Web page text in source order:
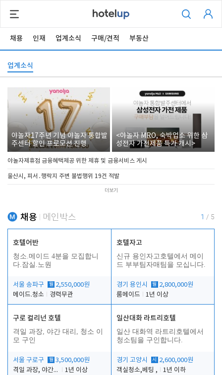
채용 인재 업계소식 구매/견적 부동산
업계소식
야놀자17주년 기념 야놀자 통합발
주센터 할인 프로모션 진행
<야놀자 MRO, 숙박업소 위한 삼
성전자 가전제품 특가 개시>
야놀자제휴점 금융혜택제공 위한 제휴 및 금융서비스 게시
울산시, 피서․행락지 주변 불법행위 19건 적발
더보기
채용 메인박스 1 / 5
호텔어반
청소.메이드 4분을 모집합니
다.잠실.노원
서울 송파구 월 2,550,000원
메이드.청소
경력무관
호텔자고
신규 용인자고호텔에서 메이
드 부부팀자매팀을 모십니다.
경기 용인시 월 2,800,000원
룸메이드
1년 이상
구로 컬리넌 호텔
격일 과장, 야간 대리, 청소 이
모 구인
서울 구로구 월 3,500,000원
격일 과장, 야간 대리, 청소 이모
1년 이상
일산대화 라트리호텔
일산 대화역 라트리호텔에서
청소팀을 구인합니다.
경기 고양시 시
2,600,000원
객실청소,베팅 ,
1년 이하